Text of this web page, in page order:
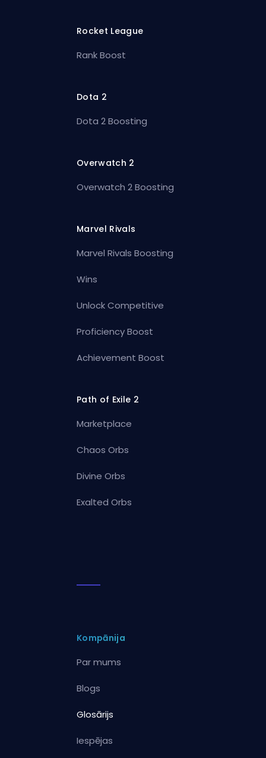
Rocket League
Rank Boost
Dota 2
Dota 2 Boosting
Overwatch 2
Overwatch 2 Boosting
Marvel Rivals
Marvel Rivals Boosting
Wins
Unlock Competitive
Proficiency Boost
Achievement Boost
Path of Exile 2
Marketplace
Chaos Orbs
Divine Orbs
Exalted Orbs
Kompānija
Par mums
Blogs
Glosārijs
Iespējas